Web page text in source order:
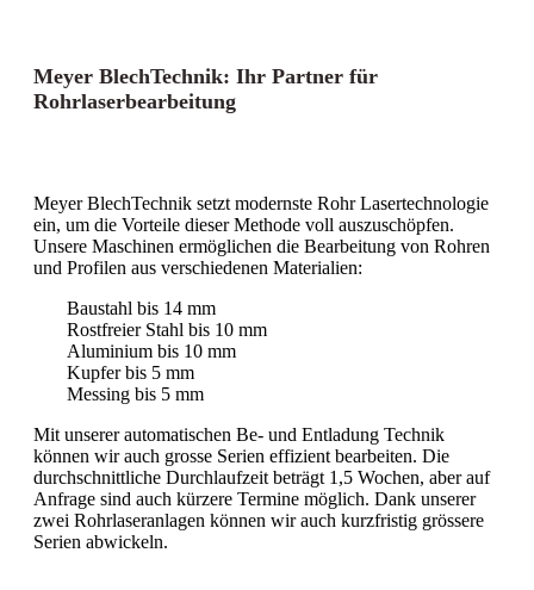
Meyer BlechTechnik: Ihr Partner für
Rohrlaserbearbeitung
Meyer BlechTechnik setzt modernste Rohr Lasertechnologie
ein, um die Vorteile dieser Methode voll auszuschöpfen.
Unsere Maschinen ermöglichen die Bearbeitung von Rohren
und Profilen aus verschiedenen Materialien:
Baustahl bis 14 mm
Rostfreier Stahl bis 10 mm
Aluminium bis 10 mm
Kupfer bis 5 mm
Messing bis 5 mm
Mit unserer automatischen Be- und Entladung Technik
können wir auch grosse Serien effizient bearbeiten. Die
durchschnittliche Durchlaufzeit beträgt 1,5 Wochen, aber auf
Anfrage sind auch kürzere Termine möglich. Dank unserer
zwei Rohrlaseranlagen können wir auch kurzfristig grössere
Serien abwickeln.